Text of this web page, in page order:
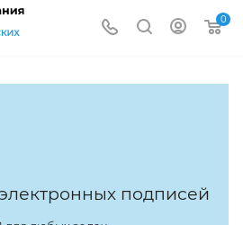
0
подписей